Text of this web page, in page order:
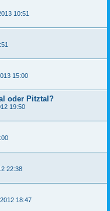
10:51
15:00
oder Pitztal?
19:50
22:38
18:47